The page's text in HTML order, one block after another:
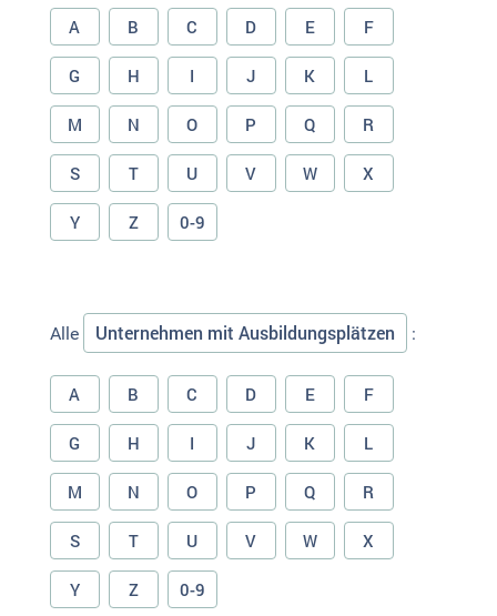
A B C D E F
G H I J K L
M N O P Q R
S T U V W X
Y Z 0-9
Alle Unternehmen mit Ausbildungsplätzen :
A B C D E F
G H I J K L
M N O P Q R
S T U V W X
Y Z 0-9